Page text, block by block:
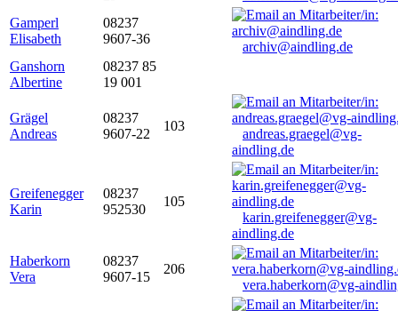
Gamperl
Elisabeth
08237
9607-36
archiv@aindling.de
Ganshorn
Albertine
08237 85
19 001
Grägel
Andreas
08237
9607-22
103
andreas.graegel@vg-
aindling.de
Greifenegger
Karin
08237
952530
105
karin.greifenegger@vg-
aindling.de
Haberkorn
Vera
08237
9607-15
206
vera.haberkorn@vg-